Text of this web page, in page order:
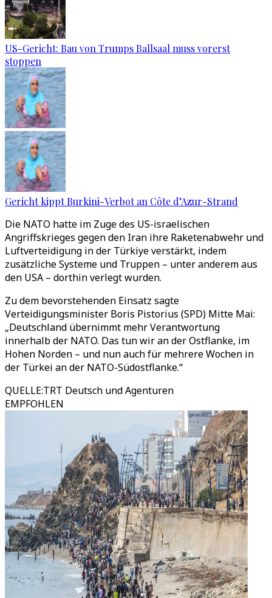
US-Gericht: Bau von Trumps Ballsaal muss vorerst
stoppen
Gericht kippt Burkini-Verbot an Côte d’Azur-Strand
Die NATO hatte im Zuge des US-israelischen
Angriffskrieges gegen den Iran ihre Raketenabwehr und
Luftverteidigung in der Türkiye verstärkt, indem
zusätzliche Systeme und Truppen – unter anderem aus
den USA – dorthin verlegt wurden.
Zu dem bevorstehenden Einsatz sagte
Verteidigungsminister Boris Pistorius (SPD) Mitte Mai:
„Deutschland übernimmt mehr Verantwortung
innerhalb der NATO. Das tun wir an der Ostflanke, im
Hohen Norden – und nun auch für mehrere Wochen in
der Türkei an der NATO-Südostflanke.“
QUELLE:TRT Deutsch und Agenturen
EMPFOHLEN